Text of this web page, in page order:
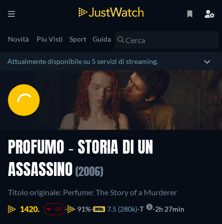
Novità Piu Visti Sport Guida
Attualmente disponibile su 5 servizi di streaming.
PROFUMO - STORIA DI UN
ASSASSINO (2006)
Titolo originale: Perfume: The Story of a Murderer
1420.
-30 91% 7.5 (280k) T 2h 27min